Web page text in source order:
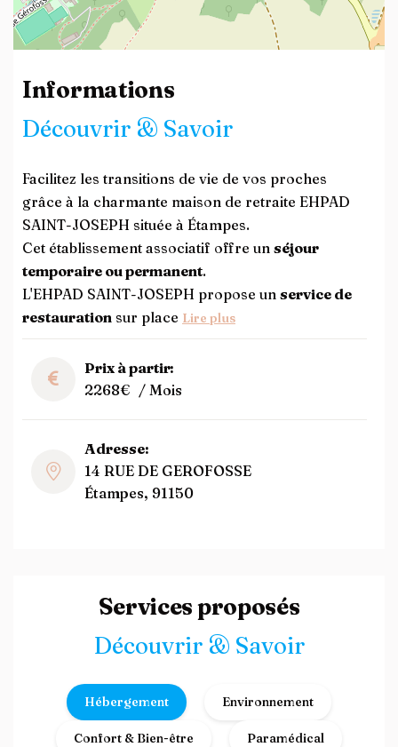
OpenStreetMap contributors
Informations
Découvrir & Savoir
Facilitez les transitions de vie de vos proches
grâce à la charmante maison de retraite EHPAD
SAINT-JOSEPH située à Étampes.
Cet établissement associatif offre un séjour
temporaire ou permanent.
L'EHPAD SAINT-JOSEPH propose un service de
restauration sur place Lire plus
Prix à partir:
2268€ / Mois
Adresse:
14 RUE DE GEROFOSSE
Étampes, 91150
Services proposés
Découvrir & Savoir
Hébergement Environnement
Confort & Bien-être Paramédical